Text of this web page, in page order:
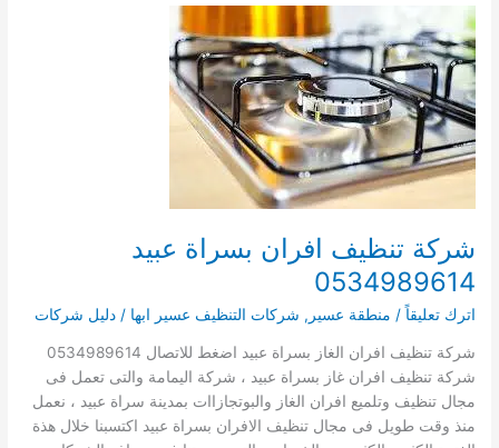
بطريب
شركة تنظيف افران بسراة عبيد
0534989614
اترك تعليقاً / منطقة عسير , شركات التنظيف عسير ابها /دليل شركات
شركة تنظيف افران الغاز بسراة عبيد اضغط للاتصال 0534989614
شركة تنظيف افران غاز بسراة عبيد ، شركة اليمامة والتى تعمل فى
مجال تنظيف وتلميع افران الغاز والبوتجازاات بمدينة سراة عبيد ، نعمل
منذ وقت طويل فى مجال تنظيف الافران بسراة عبيد اكتسبنا خلال هذة